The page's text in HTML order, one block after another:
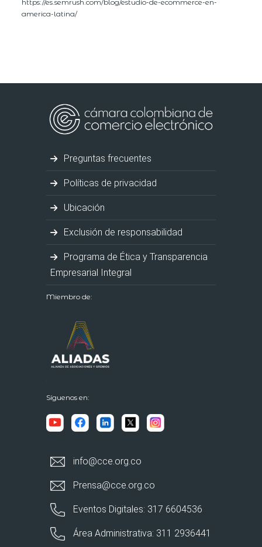
https://es.semrush.com/blog/estudio-de-ecommerce-en-
america-latina/
Preguntas frecuentes
Políticas de privacidad
Ubicación
Exclusión de responsabilidad
Programa de Ética y Transparencia
Empresarial Integral
Miembro de:
Síguenos en:
info@cce.org.co
Prensa@cce.org.co
Eventos Digitales: 317 6604536
Área Administrativa: 311 2936441